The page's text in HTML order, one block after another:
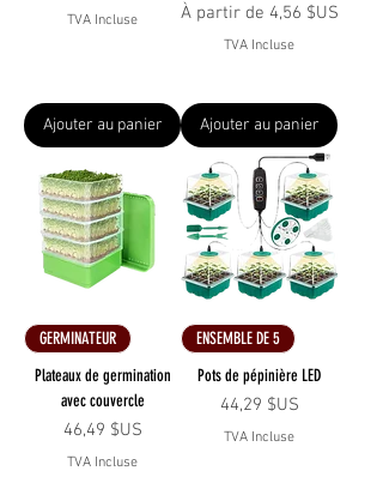
TVA Incluse
Ajouter au panier
À partir de 4,56 $US
Prix promotionnel
TVA Incluse
Ajouter au panier
GERMINATEUR
Plateaux de germination
avec couvercle
Prix
46,49 $US
TVA Incluse
ENSEMBLE DE 5
Pots de pépinière LED
Prix
44,29 $US
TVA Incluse